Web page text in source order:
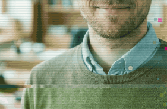
se v angličtině, vydělat si a
téměř 200 tisíc studentů z více než
pobyt po ukončení školy prodlouží a